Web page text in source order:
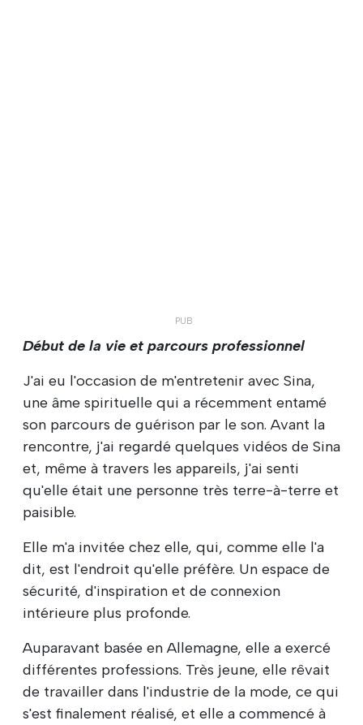
Début de la vie et parcours professionnel
J'ai eu l'occasion de m'entretenir avec Sina,
une âme spirituelle qui a récemment entamé
son parcours de guérison par le son. Avant la
rencontre, j'ai regardé quelques vidéos de Sina
et, même à travers les appareils, j'ai senti
qu'elle était une personne très terre-à-terre et
paisible.
Elle m'a invitée chez elle, qui, comme elle l'a
dit, est l'endroit qu'elle préfère. Un espace de
sécurité, d'inspiration et de connexion
intérieure plus profonde.
Auparavant basée en Allemagne, elle a exercé
différentes professions. Très jeune, elle rêvait
de travailler dans l'industrie de la mode, ce qui
s'est finalement réalisé, et elle a commencé à